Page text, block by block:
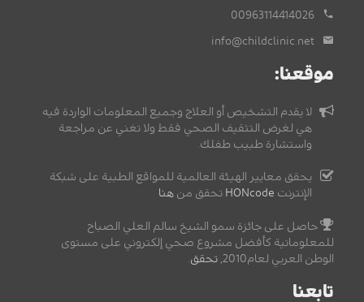
00963114414026
info@childclinic.net
موقعنا:
لا يقدم التشخيص أو العلاج وجميع المعلومات الواردة فيه
هي لغرض التثقيف الصحي فقط ولا تغني عن مراجعة
واستشارة طبيب طفلك.
يحقق معايير الهيئة العالمية للمواقع الطبية على شبكة
الإنترنت HONcode تحقق من هنا
حاصل على جائزة سمو الشيخ سالم العلي الصباح
للمعلوماتية كأفضل مشروع صحي إلكتروني على مستوى
الوطن العربي لعام2010,
تحقق.
تابعنا